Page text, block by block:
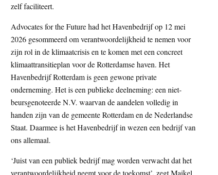
zelf faciliteert.
Advocates for the Future had het Havenbedrijf op 12 mei
2026 gesommeerd om verantwoordelijkheid te nemen voor
zijn rol in de klimaatcrisis en te komen met een concreet
klimaattransitieplan voor de Rotterdamse haven. Het
Havenbedrijf Rotterdam is geen gewone private
onderneming. Het is een publieke deelneming: een niet-
beursgenoteerde N.V. waarvan de aandelen volledig in
handen zijn van de gemeente Rotterdam en de Nederlandse
Staat. Daarmee is het Havenbedrijf in wezen een bedrijf van
ons allemaal.
‘Juist van een publiek bedrijf mag worden verwacht dat het
verantwoordelijkheid neemt voor de toekomst’, zegt Maikel